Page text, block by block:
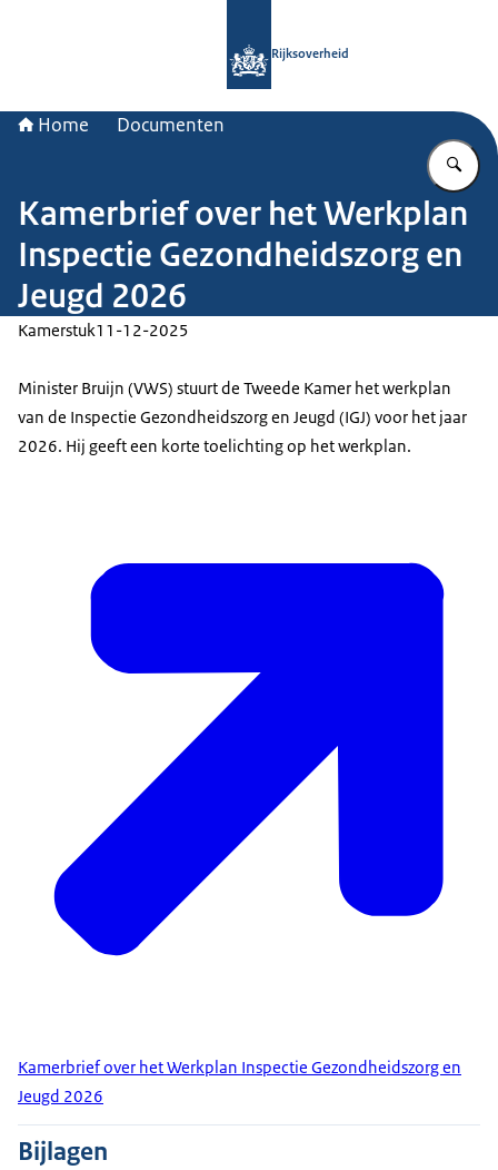
Rijksoverheid
Home Documenten
Kamerbrief over het Werkplan
Inspectie Gezondheidszorg en
Jeugd 2026
Kamerstuk11-12-2025
Minister Bruijn (VWS) stuurt de Tweede Kamer het werkplan
van de Inspectie Gezondheidszorg en Jeugd (IGJ) voor het jaar
2026. Hij geeft een korte toelichting op het werkplan.
Kamerbrief over het Werkplan Inspectie Gezondheidszorg en
Jeugd 2026
Bijlagen